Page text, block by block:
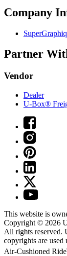
Company
Partner
Vendor
Dealer
U-Box®
This website is
Copyright © 2026
All rights reserved.
copyrights are used
Air-Cushioned Ride